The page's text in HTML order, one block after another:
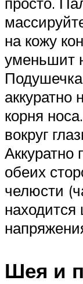
на кожу
уменьшит
аккуратно
корня
вокруг
Аккуратно
обеих
челюсти
находится
Шея и